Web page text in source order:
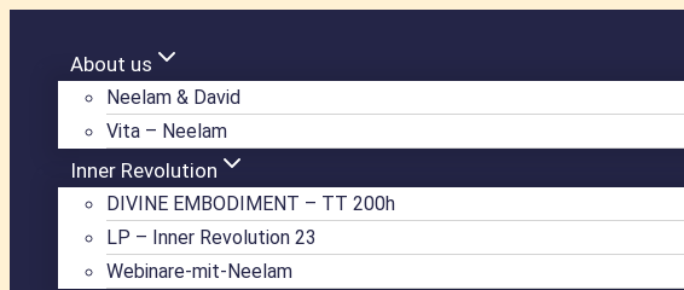
springen
About us
Neelam & David
Vita – Neelam
Inner Revolution
DIVINE EMBODIMENT – TT 200h
LP – Inner Revolution 23
Webinare-mit-Neelam